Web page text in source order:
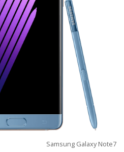
Samsung Galaxy Note7